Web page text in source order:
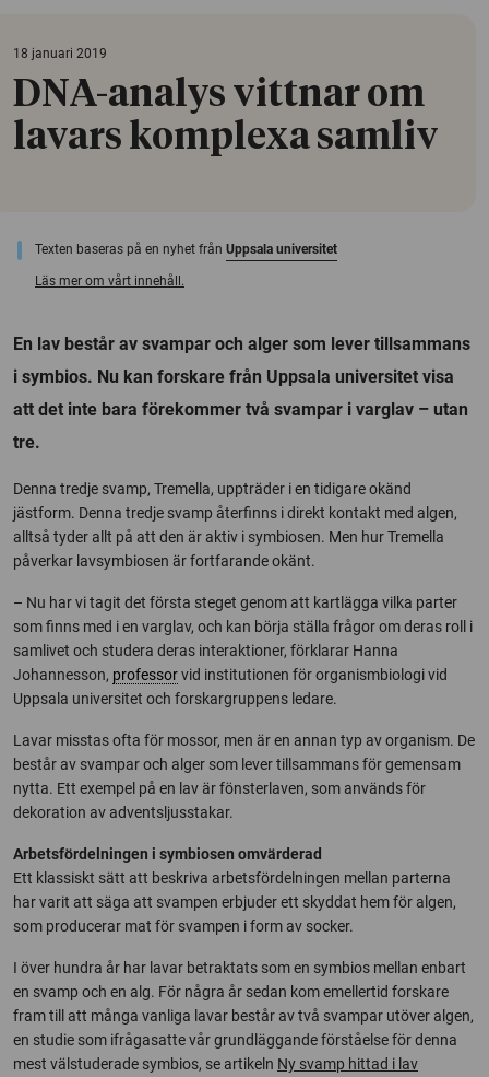
18 januari 2019
DNA-analys vittnar om
lavars komplexa samliv
Texten baseras på en nyhet från Uppsala universitet
Läs mer om vårt innehåll.
En lav består av svampar och alger som lever tillsammans
i symbios. Nu kan forskare från Uppsala universitet visa
att det inte bara förekommer två svampar i varglav – utan
tre.
Denna tredje svamp, Tremella, uppträder i en tidigare okänd
jästform. Denna tredje svamp återfinns i direkt kontakt med algen,
alltså tyder allt på att den är aktiv i symbiosen. Men hur Tremella
påverkar lavsymbiosen är fortfarande okänt.
– Nu har vi tagit det första steget genom att kartlägga vilka parter
som finns med i en varglav, och kan börja ställa frågor om deras roll i
samlivet och studera deras interaktioner, förklarar Hanna
Johannesson, professorvid institutionen för organismbiologi vid
Uppsala universitet och forskargruppens ledare.
Lavar misstas ofta för mossor, men är en annan typ av organism. De
består av svampar och alger som lever tillsammans för gemensam
nytta. Ett exempel på en lav är fönsterlaven, som används för
dekoration av adventsljusstakar.
Arbetsfördelningen i symbiosen omvärderad
Ett klassiskt sätt att beskriva arbetsfördelningen mellan parterna
har varit att säga att svampen erbjuder ett skyddat hem för algen,
som producerar mat för svampen i form av socker.
I över hundra år har lavar betraktats som en symbios mellan enbart
en svamp och en alg. För några år sedan kom emellertid forskare
fram till att många vanliga lavar består av två svampar utöver algen,
en studie som ifrågasatte vår grundläggande förståelse för denna
mest välstuderade symbios, se artikeln Ny svamp hittad i lav